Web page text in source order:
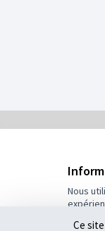
Nous
Assigné
Ce